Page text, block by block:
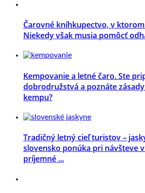
Čarovné kníhkupectvo, v
Niekedy však musia pomôcť
Kempovanie a letné čaro. Ste
dobrodružstvá a poznáte
kempu?
Tradičný letný cieľ turistov –
slovensko ponúka pri návšteve
príjemné ...